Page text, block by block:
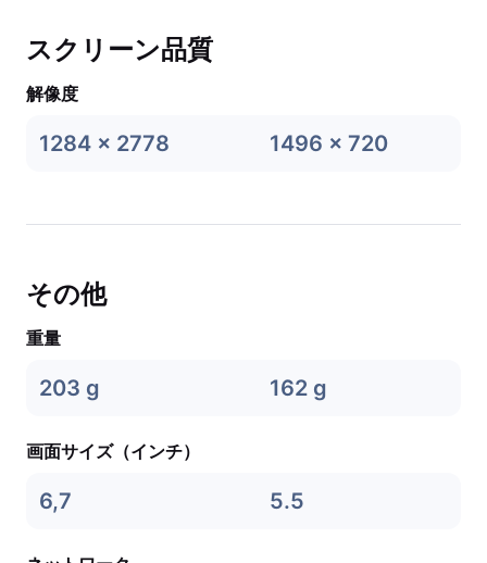
スクリーン品質
解像度
1284 x 2778 1496 x 720
その他
重量
203 g 162 g
画面サイズ（インチ）
6,7 5.5